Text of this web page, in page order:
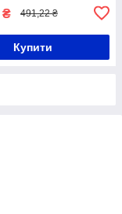
₴ 491,22 ₴
Купити